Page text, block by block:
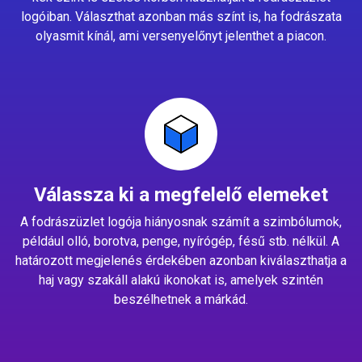
logóiban. Választhat azonban más színt is, ha fodrászata
olyasmit kínál, ami versenyelőnyt jelenthet a piacon.
Válassza ki a megfelelő elemeket
A fodrászüzlet logója hiányosnak számít a szimbólumok,
például olló, borotva, penge, nyírógép, fésű stb. nélkül. A
határozott megjelenés érdekében azonban kiválaszthatja a
haj vagy szakáll alakú ikonokat is, amelyek szintén
beszélhetnek a márkád.